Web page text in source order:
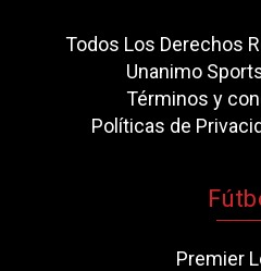
Todos Los Derechos
Unanimo
Términos y
Políticas de
Premier